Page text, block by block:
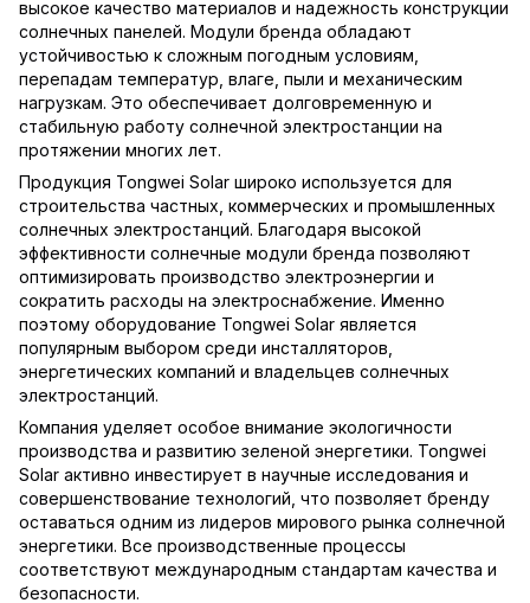
высокое качество материалов и надежность конструкции
солнечных панелей. Модули бренда обладают
устойчивостью к сложным погодным условиям,
перепадам температур, влаге, пыли и механическим
нагрузкам. Это обеспечивает долговременную и
стабильную работу солнечной электростанции на
протяжении многих лет.
Продукция Tongwei Solar широко используется для
строительства частных, коммерческих и промышленных
солнечных электростанций. Благодаря высокой
эффективности солнечные модули бренда позволяют
оптимизировать производство электроэнергии и
сократить расходы на электроснабжение. Именно
поэтому оборудование Tongwei Solar является
популярным выбором среди инсталляторов,
энергетических компаний и владельцев солнечных
электростанций.
Компания уделяет особое внимание экологичности
производства и развитию зеленой энергетики. Tongwei
Solar активно инвестирует в научные исследования и
совершенствование технологий, что позволяет бренду
оставаться одним из лидеров мирового рынка солнечной
энергетики. Все производственные процессы
соответствуют международным стандартам качества и
безопасности.